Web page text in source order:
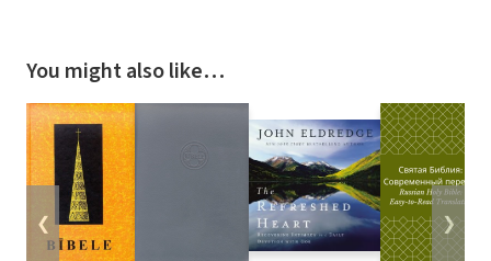
You might also like…
❮ ❯